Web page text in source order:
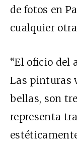
de fotos en
cualquier
“El oficio del
Las pinturas
bellas, son
representa